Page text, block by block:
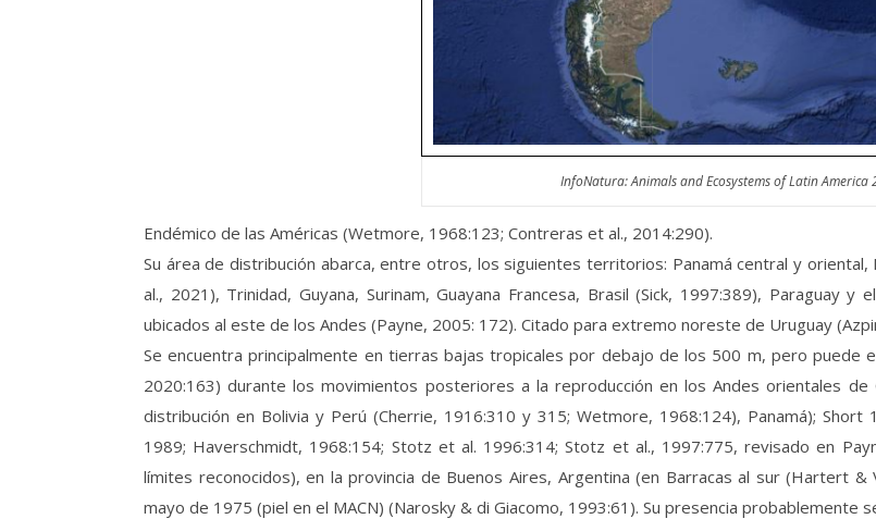
InfoNatura: Animals and Ecosystems of Latin America
Endémico de las Américas (Wetmore, 1968:123; Contreras et al., 2014:290).
Su área de distribución abarca, entre otros, los siguientes territorios: Panamá central y
al., 2021), Trinidad, Guyana, Surinam, Guayana Francesa, Brasil (Sick, 1997:389), Paraguay
ubicados al este de los Andes (Payne, 2005: 172). Citado para extremo noreste de Uruguay
Se encuentra principalmente en tierras bajas tropicales por debajo de los 500 m, pero puede
2020:163) durante los movimientos posteriores a la reproducción en los Andes orientales
distribución en Bolivia y Perú (Cherrie, 1916:310 y 315; Wetmore, 1968:124), Panamá);
1989; Haverschmidt, 1968:154; Stotz et al. 1996:314; Stotz et al., 1997:775, revisado en
límites reconocidos), en la provincia de Buenos Aires, Argentina (en Barracas al sur (Hartert
mayo de 1975 (piel en el MACN) (Narosky & di Giacomo, 1993:61). Su presencia probablemente